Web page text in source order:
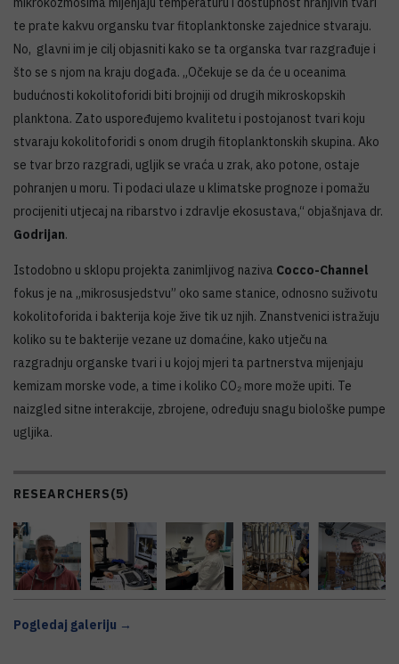
te prate kakvu organsku tvar fitoplanktonske zajednice stvaraju.
No, glavni im je cilj objasniti kako se ta organska tvar razgrađuje i
što se s njom na kraju događa. „Očekuje se da će u oceanima
budućnosti kokolitoforidi biti brojniji od drugih mikroskopskih
planktona. Zato uspoređujemo kvalitetu i postojanost tvari koju
stvaraju kokolitoforidi s onom drugih fitoplanktonskih skupina. Ako
se tvar brzo razgradi, ugljik se vraća u zrak, ako potone, ostaje
pohranjen u moru. Ti podaci ulaze u klimatske prognoze i pomažu
procijeniti utjecaj na ribarstvo i zdravlje ekosustava,“ objašnjava dr.
Godrijan.
Istodobno u sklopu projekta zanimljivog naziva Cocco-Channel
fokus je na „mikrosusjedstvu” oko same stanice, odnosno suživotu
kokolitoforida i bakterija koje žive tik uz njih. Znanstvenici istražuju
koliko su te bakterije vezane uz domaćine, kako utječu na
razgradnju organske tvari i u kojoj mjeri ta partnerstva mijenjaju
kemizam morske vode, a time i koliko CO₂ more može upiti. Te
naizgled sitne interakcije, zbrojene, određuju snagu biološke pumpe
ugljika.
RESEARCHERS(5)
Pogledaj galeriju →